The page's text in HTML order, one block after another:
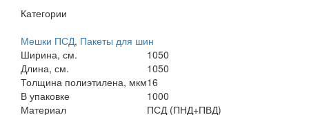
Категории
Мешки ПСД, Пакеты для шин
Ширина, см.
1050
Длина, см.
1050
Толщина полиэтилена, мкм16
В упаковке
1000
Материал
ПСД (ПНД+ПВД)